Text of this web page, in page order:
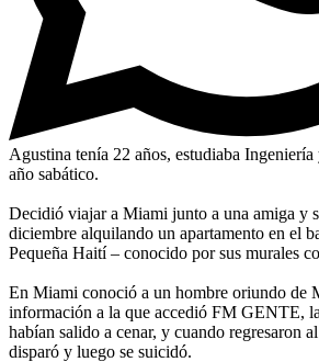
Agustina tenía 22 años, estudiaba
año sabático.
Decidió viajar a Miami junto a una amiga y
diciembre alquilando un apartamento en el
Pequeña Haití – conocido por sus murales
En Miami conoció a un hombre oriundo de
información a la que accedió FM GENTE,
habían salido a cenar, y cuando regresaron
disparó y luego se suicidó.